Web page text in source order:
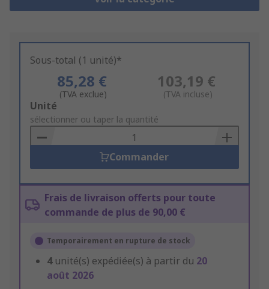
Sous-total (1 unité)*
85,28 €
(TVA exclue)
103,19 €
(TVA incluse)
Add
to
Basket
Unité
sélectionner ou taper la quantité
Commander
Frais de livraison offerts pour toute
commande de plus de 90,00 €
Temporairement en rupture de stock
4 unité(s) expédiée(s) à partir du 20
août 2026